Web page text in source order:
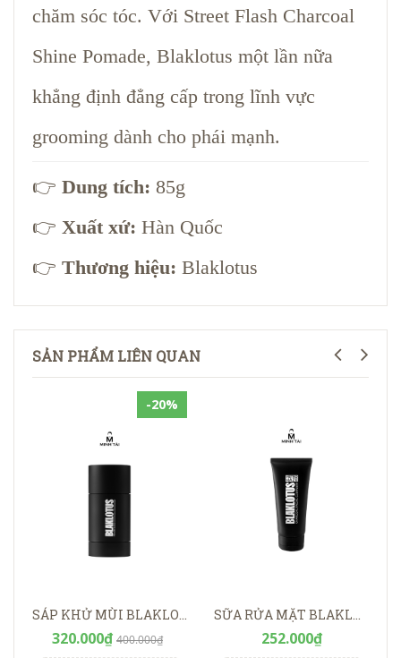
chăm sóc tóc. Với Street Flash Charcoal
Shine Pomade, Blaklotus một lần nữa
khẳng định đẳng cấp trong lĩnh vực
grooming dành cho phái mạnh.
👉 Dung tích: 85g
👉 Xuất xứ: Hàn Quốc
👉 Thương hiệu: Blaklotus
SẢN PHẨM LIÊN QUAN
-20%
SÁP KHỬ MÙI BLAKLOTUS PRIVATE BLOCK CHARCOAL DEODORANT
320.000₫ 400.000₫
SỮA RỬA MẶT BLAKLOTUS METRO HAZE CHARCOAL FACIAL CLEANSER
252.000₫